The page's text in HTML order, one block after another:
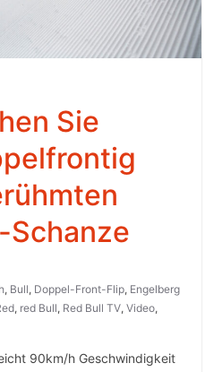
Sie
Schanze
, Bull, Doppel-Front-Flip, Engelberg
, red Bull, Red Bull TV, Video,
90km/h Geschwindigkeit